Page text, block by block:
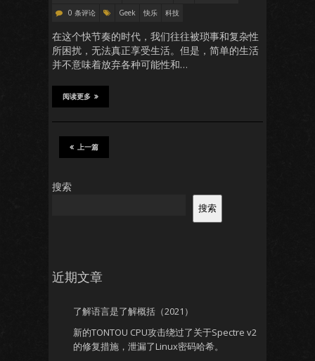
0 条评论
Geek 快乐 科技
在这个快节奏的时代，我们往往被琐事和复杂性
所困扰，无法真正享受生活。但是，简单的生活
并不意味着放弃各种可能性和…
阅读更多
上一篇
搜索
搜索
近期文章
了解语言是了解概括（2021）
新的TONTOU CPU攻击绕过了关于Spectre v2
的修复措施，泄漏了Linux密码哈希。